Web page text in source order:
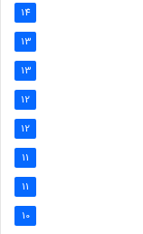
14
13
13
12
12
11
11
10